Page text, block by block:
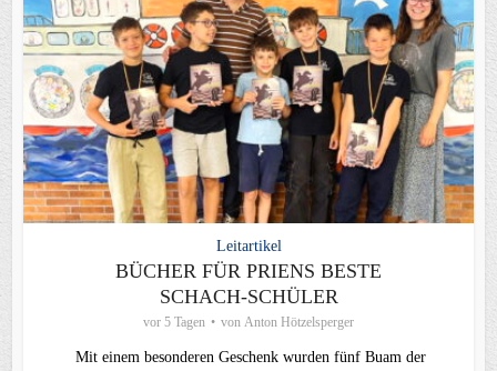
Leitartikel
BÜCHER FÜR PRIENS BESTE
SCHACH-SCHÜLER
vor 5 Tagen von Anton Hötzelsperger
Mit einem besonderen Geschenk wurden fünf Buam der